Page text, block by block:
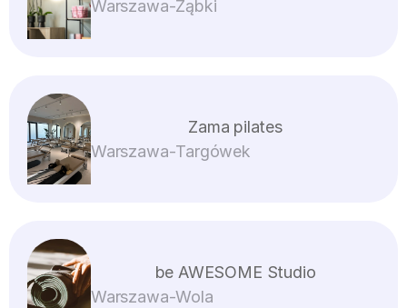
porządkując energię. To czas na refleksję,
odpuścić stres i napięcia zgromadzone w
ciele, przygotować ciało i umysł na nowy
tydzień z lekkością i harmonią. Z Vidalenta
Ząbki
Warszawa-
Zama pilates
Targówek
Warszawa-
be AWESOME Studio
Wola
Warszawa-